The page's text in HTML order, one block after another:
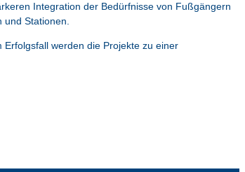
Integration der Bedürfnisse von Fußgängern
Stationen.
werden die Projekte zu einer